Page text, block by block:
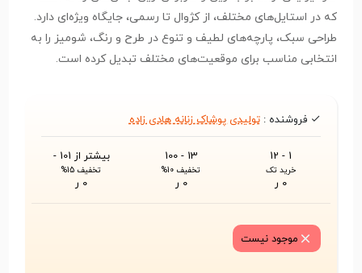
که در استایل‌های مختلف، از کژوال تا رسمی، جایگاه ویژه‌ای دارد.
طراحی سبک، پارچه‌های لطیف و تنوع در طرح و رنگ، شومیز را به
انتخابی مناسب برای موقعیت‌های مختلف تبدیل کرده است.
فروشنده :تولیدی پوشاک زنانه هادی زاده
1 - 12
خرید تک
0 ر
13 - 100
تخفیف 10%
0 ر
بیشتر از 101 -
تخفیف 15%
0 ر
موجود نیست